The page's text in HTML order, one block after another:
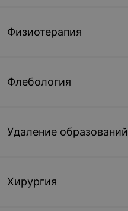
Физиотерапия
Флебология
Удаление образований
Хирургия